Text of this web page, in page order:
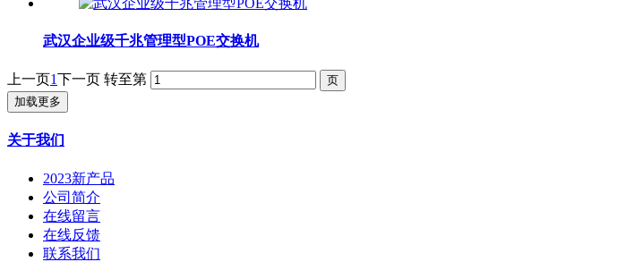
武汉企业级千兆管理型POE交换机
上一页1下一页 转至第
加载更多
关于我们
2023新产品
公司简介
在线留言
在线反馈
联系我们